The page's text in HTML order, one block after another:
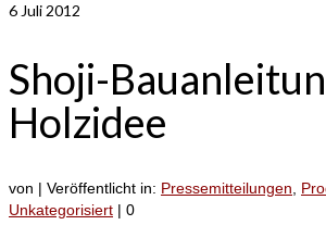
6 Juli 2012
Shoji-
Holzidee
von | Veröffentlicht in: Pressemitteilungen
Unkategorisiert | 0